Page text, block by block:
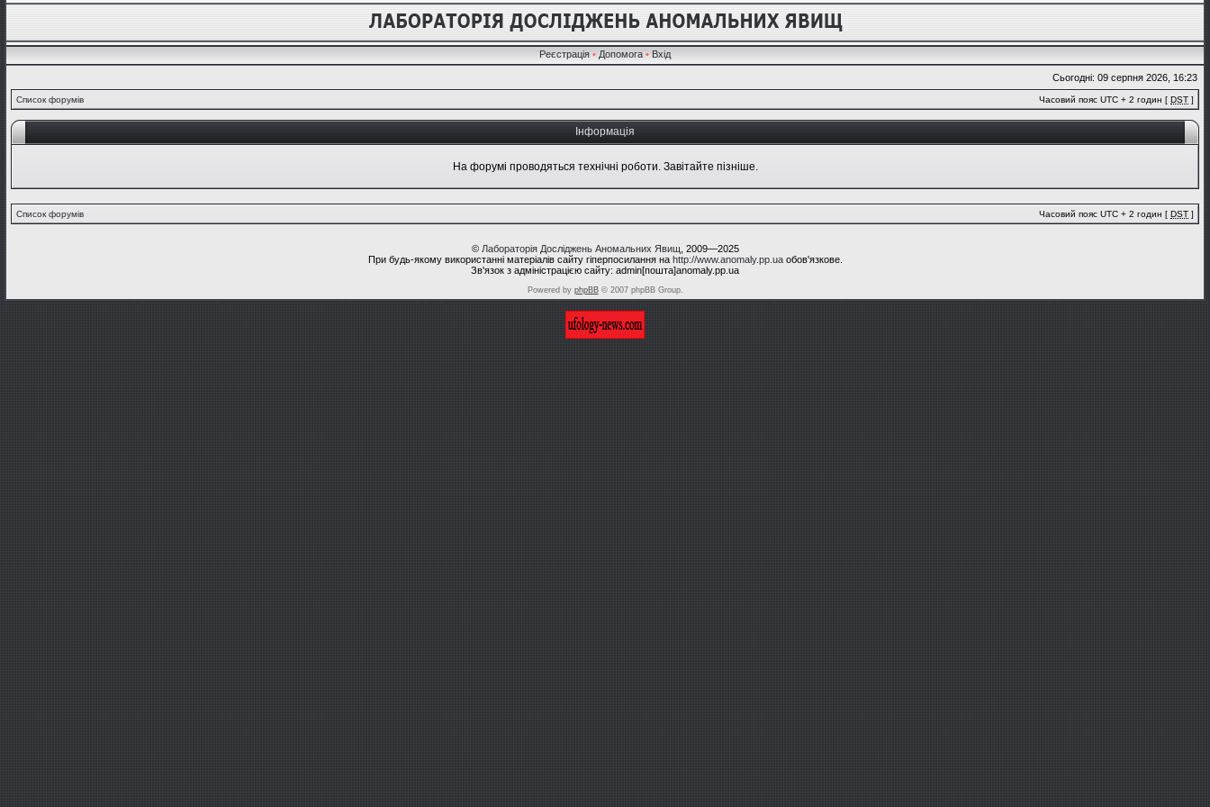
Реєстрація • Допомога • Вхід
Сьогодні: 09 серпня 2026, 16:23
Список форумів Часовий пояс UTC + 2 годин [ DST ]
Інформація
На форумі проводяться технічні роботи. Завітайте пізніше.
Список форумів Часовий пояс UTC + 2 годин [ DST ]
© Лабораторія Досліджень Аномальних Явищ , 2009—2025
При будь-якому використанні матеріалів сайту гіперпосилання на http://www.anomaly.pp.uaобов'язкове.
Зв'язок з адміністрацією сайту: admin[пошта]anomaly.pp.ua
Powered by phpBB© 2007 phpBB Group.